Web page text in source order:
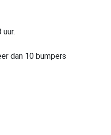
dan 10 bumpers